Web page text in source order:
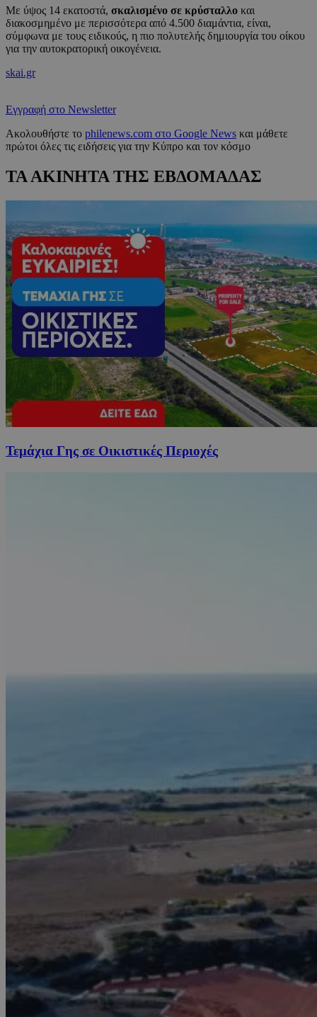
Με ύψος 14 εκατοστά, σκαλισμένο σε κρύσταλλο και
διακοσμημένο με περισσότερα από 4.500 διαμάντια, είναι,
σύμφωνα με τους ειδικούς, η πιο πολυτελής δημιουργία του οίκου
για την αυτοκρατορική οικογένεια.
skai.gr
Εγγραφή στο Newsletter
Ακολουθήστε το philenews.com στο Google News και μάθετε
πρώτοι όλες τις ειδήσεις για την Κύπρο και τον κόσμο
ΤΑ ΑΚΙΝΗΤΑ ΤΗΣ ΕΒΔΟΜΑΔΑΣ
Τεμάχια Γης σε Οικιστικές Περιοχές